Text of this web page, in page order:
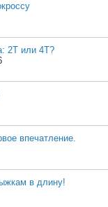
2Т или 4Т?
впечатление.
в длину!